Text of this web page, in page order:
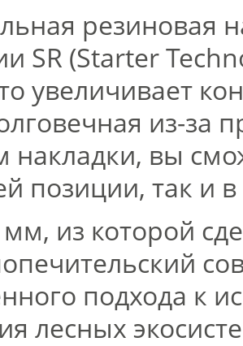
резиновая
SR (Starter
увеличивает
из-за
накладки, вы
позиции, так и
из которой
подхода к
лесных